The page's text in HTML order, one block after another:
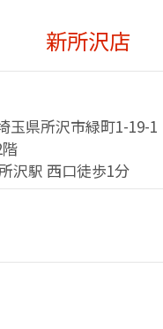
新所沢店
玉県所沢市緑町1-19-1
沢駅 西口徒歩1分